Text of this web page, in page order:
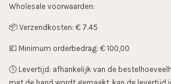
Wholesale voorwaarden:
📦 Verzendkosten: € 7.45
💶 Minimum orderbedrag: € 100,00
🕓 Levertijd: afhankelijk van de